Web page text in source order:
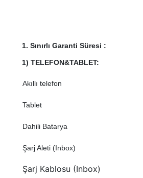
1. Sınırlı Garanti Süresi :
1) TELEFON&TABLET:
Akıllı telefon
Tablet
Dahili Batarya
Şarj Aleti (Inbox)
Şarj Kablosu (Inbox)